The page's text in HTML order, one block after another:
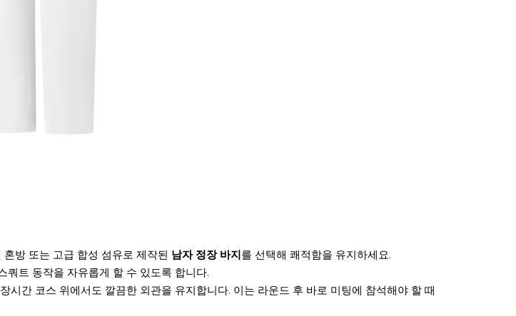
방 또는 고급 합성 섬유로 제작된 남자 정장 바지를 선택해 쾌적함을 유지하세요.
트 동작을 자유롭게 할 수 있도록 합니다.
시간 코스 위에서도 깔끔한 외관을 유지합니다. 이는 라운드 후 바로 미팅에 참석해야 할 때